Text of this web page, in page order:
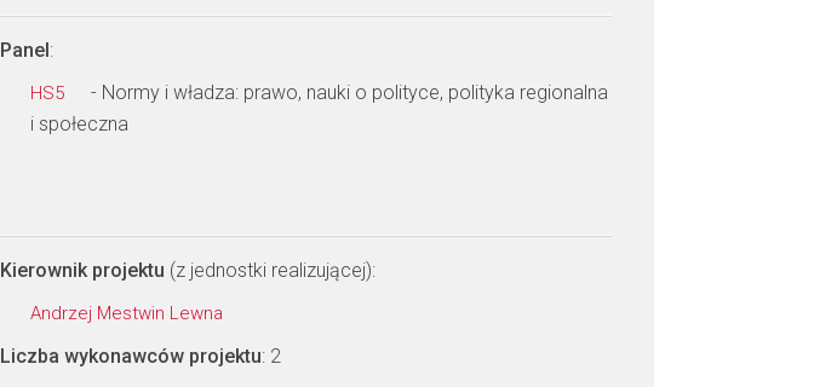
Panel:
HS5
- Normy i władza: prawo, nauki o polityce, polityka regionalna
i społeczna
Kierownik projektu (z jednostki realizującej):
Andrzej Mestwin Lewna
Liczba wykonawców projektu: 2